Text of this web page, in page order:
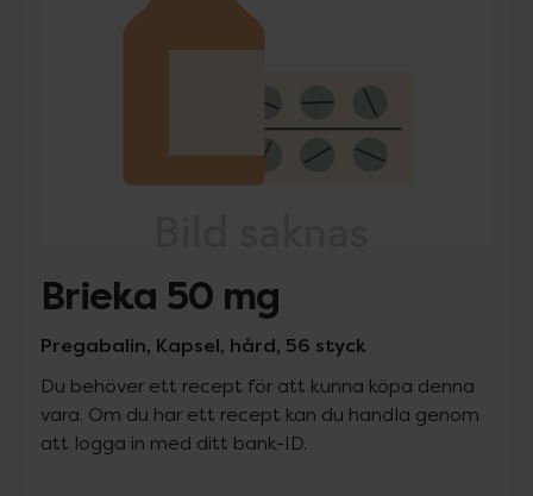
Brieka 50 mg
Pregabalin, Kapsel, hård, 56 styck
Du behöver ett recept för att kunna köpa denna
vara. Om du har ett recept kan du handla genom
att logga in med ditt bank-ID.